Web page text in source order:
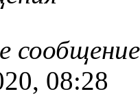
сообщение
08:28